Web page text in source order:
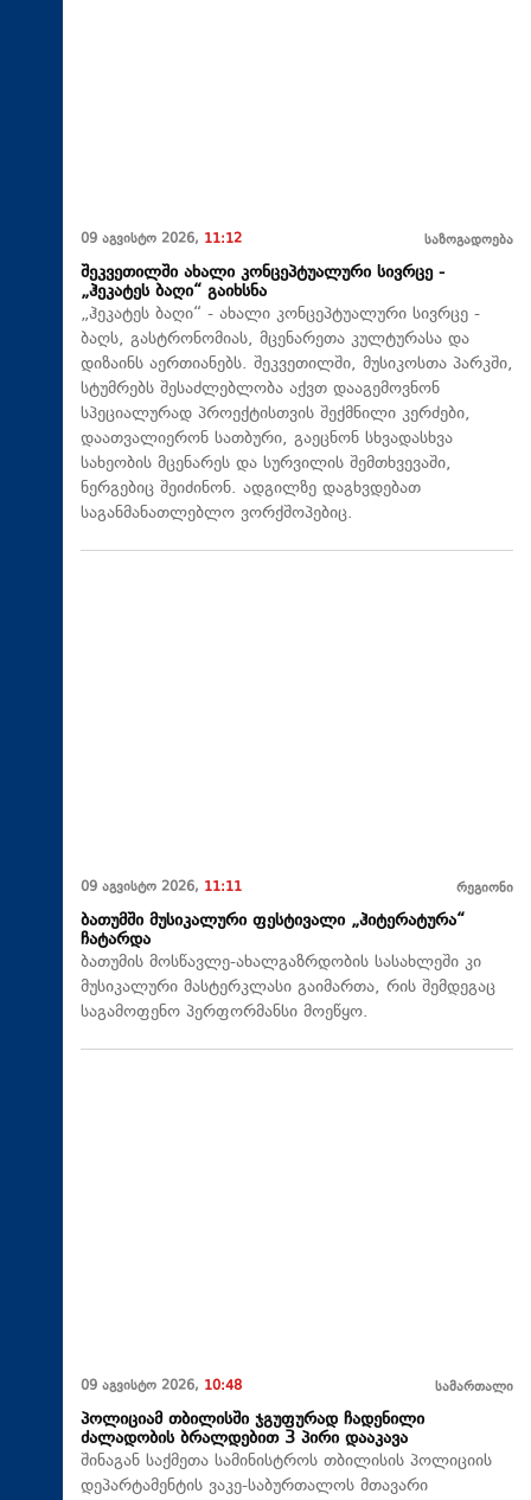
09 აგვისტო 2026, 11:12 საზოგადოება
შეკვეთილში ახალი კონცეპტუალური სივრცე -
„ჰეკატეს ბაღი“ გაიხსნა
„ჰეკატეს ბაღი“ - ახალი კონცეპტუალური სივრცე -
ბაღს, გასტრონომიას, მცენარეთა კულტურასა და
დიზაინს აერთიანებს. შეკვეთილში, მუსიკოსთა პარკში,
სტუმრებს შესაძლებლობა აქვთ დააგემოვნონ
სპეციალურად პროექტისთვის შექმნილი კერძები,
დაათვალიერონ სათბური, გაეცნონ სხვადასხვა
სახეობის მცენარეს და სურვილის შემთხვევაში,
ნერგებიც შეიძინონ. ადგილზე დაგხვდებათ
საგანმანათლებლო ვორქშოპებიც.
09 აგვისტო 2026, 11:11 რეგიონი
ბათუმში მუსიკალური ფესტივალი „ჰიტერატურა“
ჩატარდა
ბათუმის მოსწავლე-ახალგაზრდობის სასახლეში კი
მუსიკალური მასტერკლასი გაიმართა, რის შემდეგაც
საგამოფენო პერფორმანსი მოეწყო.
09 აგვისტო 2026, 10:48 სამართალი
პოლიციამ თბილისში ჯგუფურად ჩადენილი
ძალადობის ბრალდებით 3 პირი დააკავა
შინაგან საქმეთა სამინისტროს თბილისის პოლიციის
დეპარტამენტის ვაკე-საბურთალოს მთავარი